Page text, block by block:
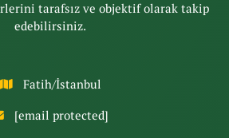
tarafsız ve objektif olarak takip
edebilirsiniz.
Fatih/İstanbul
[email protected]